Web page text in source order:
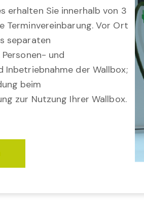
erhalten Sie innerhalb von 3
Terminvereinbarung. Vor Ort
separaten
und
der Wallbox;
beim
zur Nutzung Ihrer Wallbox.